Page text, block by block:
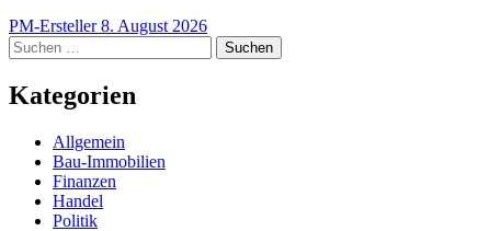
PM-Ersteller8. August 2026
Suchen
nach:
Kategorien
Allgemein
Bau-Immobilien
Finanzen
Handel
Politik